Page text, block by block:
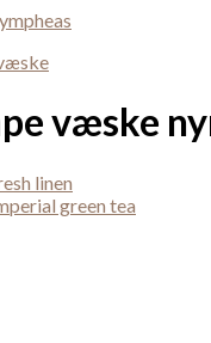
væske